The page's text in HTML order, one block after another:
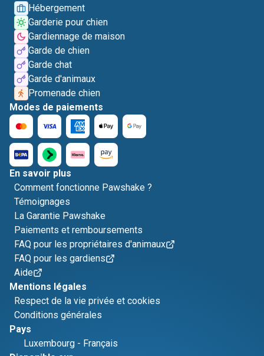
Hébergement
Garderie pour chien
Gardiennage de maison
Garde de chien
Garde chat
Garde d'animaux
Promenade chien
Modes de paiements
En savoir plus
Comment fonctionne Pawshake ?
Témoignages
La Garantie Pawshake
Paiements et remboursements
FAQ pour les propriétaires d'animaux
FAQ pour les gardiens
Aide
Mentions légales
Respect de la vie privée et cookies
Conditions générales
Pays
Luxembourg - Français